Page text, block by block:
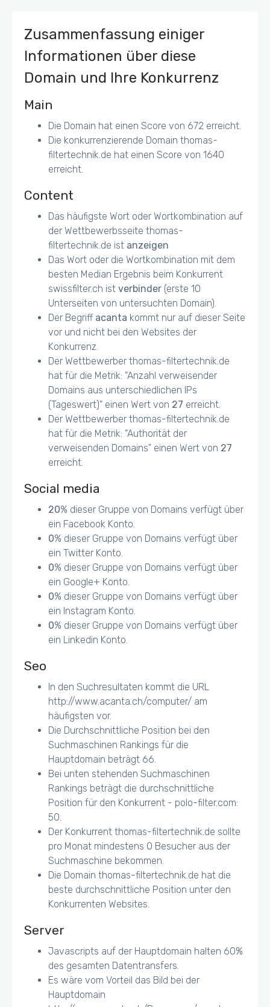
Zusammenfassung einiger
Informationen über diese
Domain und Ihre Konkurrenz
Main
Die Domain hat einen Score von 672 erreicht.
Die konkurrenzierende Domain thomas-
filtertechnik.de hat einen Score von 1640
erreicht.
Content
Das häufigste Wort oder Wortkombination auf
der Wettbewerbsseite thomas-
filtertechnik.de ist anzeigen
Das Wort oder die Wortkombination mit dem
besten Median Ergebnis beim Konkurrent
swissfilter.ch ist verbinder (erste 10
Unterseiten von untersuchten Domain).
Der Begriff acanta kommt nur auf dieser Seite
vor und nicht bei den Websites der
Konkurrenz.
Der Wettbewerber thomas-filtertechnik.de
hat für die Metrik: "Anzahl verweisender
Domains aus unterschiedlichen IPs
(Tageswert)" einen Wert von 27 erreicht.
Der Wettbewerber thomas-filtertechnik.de
hat für die Metrik: "Authorität der
verweisenden Domains" einen Wert von 27
erreicht.
Social media
20% dieser Gruppe von Domains verfügt über
ein Facebook Konto.
0% dieser Gruppe von Domains verfügt über
ein Twitter Konto.
0% dieser Gruppe von Domains verfügt über
ein Google+ Konto.
0% dieser Gruppe von Domains verfügt über
ein Instagram Konto.
0% dieser Gruppe von Domains verfügt über
ein Linkedin Konto.
Seo
In den Suchresultaten kommt die URL
http://www.acanta.ch/computer/ am
häufigsten vor.
Die Durchschnittliche Position bei den
Suchmaschinen Rankings für die
Hauptdomain beträgt 66.
Bei unten stehenden Suchmaschinen
Rankings beträgt die durchschnittliche
Position für den Konkurrent - polo-filter.com:
50.
Der Konkurrent thomas-filtertechnik.de sollte
pro Monat mindestens 0 Besucher aus der
Suchmaschine bekommen.
Die Domain thomas-filtertechnik.de hat die
beste durchschnittliche Position unter den
Konkurrenten Websites.
Server
Javascripts auf der Hauptdomain halten 60%
des gesamten Datentransfers.
Es wäre vom Vorteil das Bild bei der
Hauptdomain